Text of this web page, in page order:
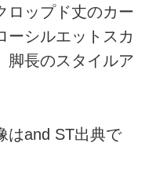
ロップド丈のカー
ーシルエットスカ
脚長のスタイルア
はand ST出典で